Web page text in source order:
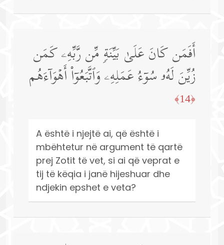
أَفَمَن كَانَ عَلَىٰ بَیِّنَةࣲ مِّن رَّبِّهِۦ كَمَن
زُیِّنَ لَهُۥ سُوۤءُ عَمَلِهِۦ وَٱتَّبَعُوۤا۟ أَهۡوَاۤءَهُم
﴿14﴾
A është i njejtë ai, që është i
mbëhtetur në argument të qartë
prej Zotit të vet, si ai që veprat e
tij të këqia i janë hijeshuar dhe
ndjekin epshet e veta?